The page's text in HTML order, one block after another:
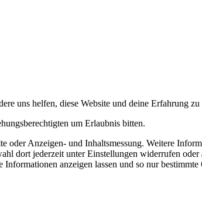
uns helfen, diese Website und deine Erfahrung zu
um Erlaubnis bitten.
oder Anzeigen- und Inhaltsmessung. Weitere
dort jederzeit unter Einstellungen widerrufen oder
anzeigen lassen und so nur bestimmte